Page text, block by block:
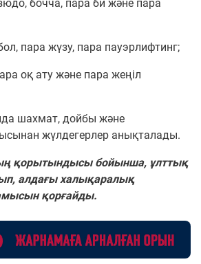
бочча, пара би және пара
пара жүзу, пара пауэрлифтинг;
оқ ату және пара жеңіл
шахмат, дойбы және
жүлдегерлер анықталады.
қорытындысы бойынша, ұлттық
алдағы халықаралық
қорғайды.